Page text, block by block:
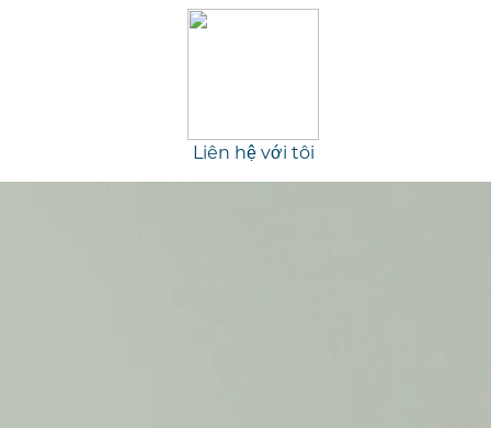
Liên hệ với tôi